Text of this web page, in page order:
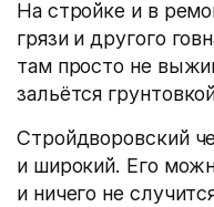
На стройке и в
грязи и другого
там просто не
зальётся
Стройдворовский
и широкий. Его
и ничего не